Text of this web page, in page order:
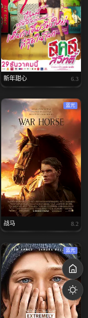
新年甜心 6.3
蓝光
战马 8.2
蓝光